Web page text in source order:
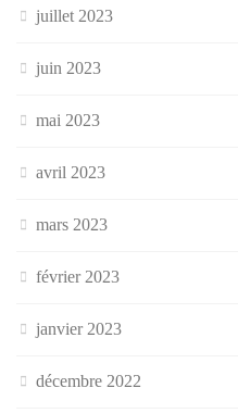
juillet 2023
juin 2023
mai 2023
avril 2023
mars 2023
février 2023
janvier 2023
décembre 2022